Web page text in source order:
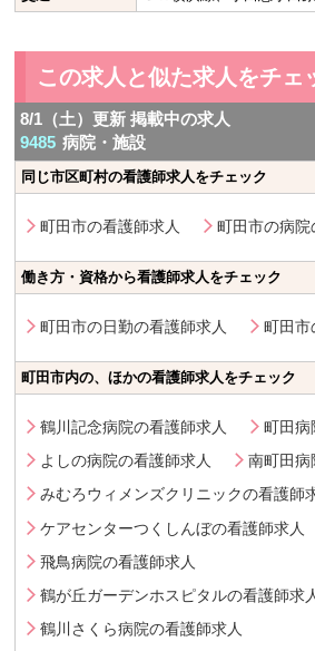
この求人と似た求人をチェ
8/1（土）更新 掲載中の求人
9485 病院・施設
同じ市区町村の看護師求人をチェック
町田市の看護師求人 町田市の病
働き方・資格から看護師求人をチェック
町田市の日勤の看護師求人 町田市
町田市内の、ほかの看護師求人をチェック
鶴川記念病院の看護師求人
町田病
よしの病院の看護師求人
南町田病
みむろウィメンズクリニックの看護師
ケアセンターつくしんぼの看護師求人
飛鳥病院の看護師求人
鶴が丘ガーデンホスピタルの看護師求
鶴川さくら病院の看護師求人